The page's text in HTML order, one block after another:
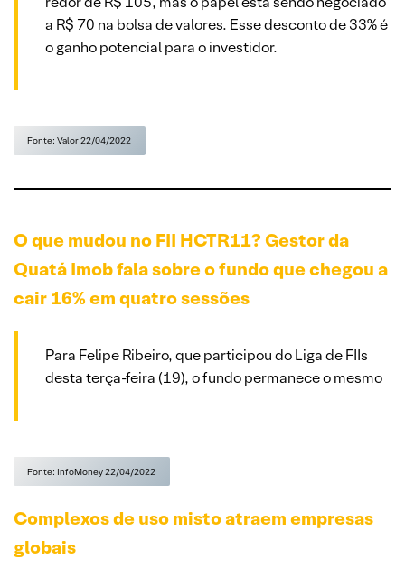
a R$ 70 na bolsa de valores. Esse desconto de 33% é
o ganho potencial para o investidor.
Fonte: Valor 22/04/2022
O que mudou no FII HCTR11? Gestor da
Quatá Imob fala sobre o fundo que chegou a
cair 16% em quatro sessões
Para Felipe Ribeiro, que participou do Liga de FIIs
desta terça-feira (19), o fundo permanece o mesmo
Fonte: InfoMoney 22/04/2022
Complexos de uso misto atraem empresas
globais